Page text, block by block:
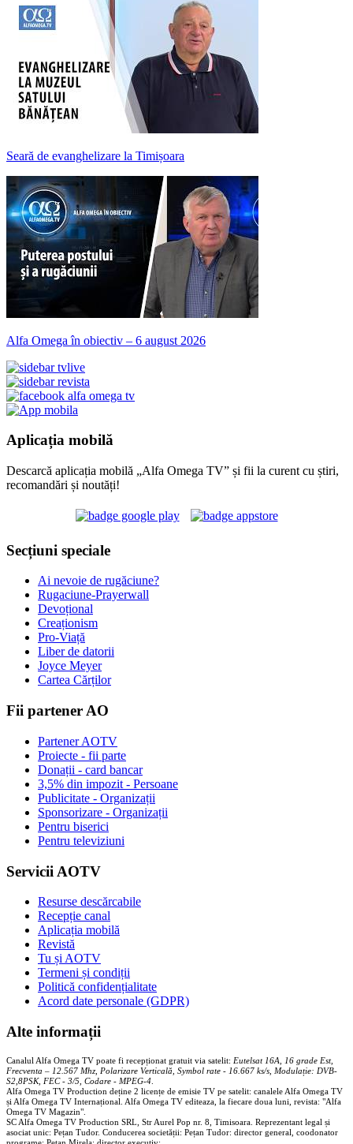
Seară de evanghelizare la Timișoara
Alfa Omega în obiectiv – 6 august 2026
Aplicația mobilă
Descarcă aplicația mobilă „Alfa Omega TV” și fii la curent cu știri,
recomandări și noutăți!
Secțiuni speciale
Ai nevoie de rugăciune?
Rugaciune-Prayerwall
Devoțional
Creaționism
Pro-Viață
Liber de datorii
Joyce Meyer
Cartea Cărților
Fii partener AO
Partener AOTV
Proiecte - fii parte
Donații - card bancar
3,5% din impozit - Persoane
Publicitate - Organizații
Sponsorizare - Organizații
Pentru biserici
Pentru televiziuni
Servicii AOTV
Resurse descărcabile
Recepție canal
Aplicația mobilă
Revistă
Tu și AOTV
Termeni și condiții
Politică confidențialitate
Acord date personale (GDPR)
Alte informații
Canalul Alfa Omega TV poate fi recepționat gratuit via satelit: Eutelsat 16A, 16 grade Est,
Frecventa – 12.567 Mhz, Polarizare Verticală, Symbol rate - 16.667 ks/s, Modulație: DVB-
S2,8PSK, FEC - 3/5, Codare - MPEG-4
Alfa Omega TV Production deține 2 licențe de emisie TV pe satelit: canalele Alfa Omega TV
și Alfa Omega TV Internațional. Alfa Omega TV editeaza, la fiecare doua luni, revista: "Alfa
Omega TV Magazin".
SC Alfa Omega TV Production SRL, Str Aurel Pop nr. 8, Timisoara. Reprezentant legal și
asociat unic: Pețan Tudor. Conducerea societății: Pețan Tudor: director general, coodonator